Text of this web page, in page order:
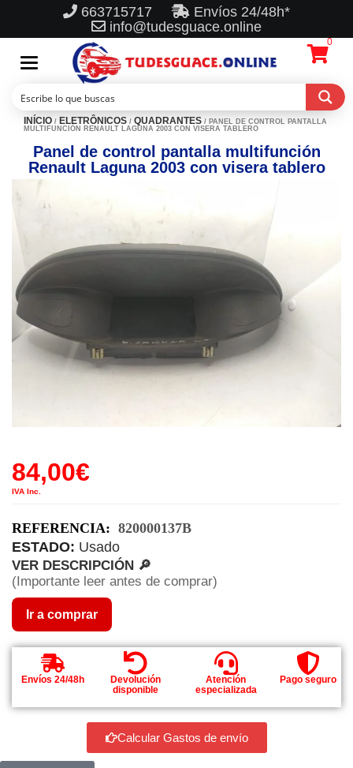
663715717
Envíos 24/48h*
info@tudesguace.online
Toggle
navigation
0
INÍCIO / ELETRÔNICOS / QUADRANTES / PANEL DE CONTROL PANTALLA
MULTIFUNCIÓN RENAULT LAGUNA 2003 CON VISERA TABLERO
Panel de control pantalla multifunción
Renault Laguna 2003 con visera tablero
84,00€
IVA Inc.
REFERENCIA: 820000137B
ESTADO: Usado
VER DESCRIPCIÓN 🔎
(Importante leer antes de comprar)
Ir a comprar
Envíos 24/48h
Devolución
disponible
Atención
especializada
Pago seguro
Calcular Gastos de envío